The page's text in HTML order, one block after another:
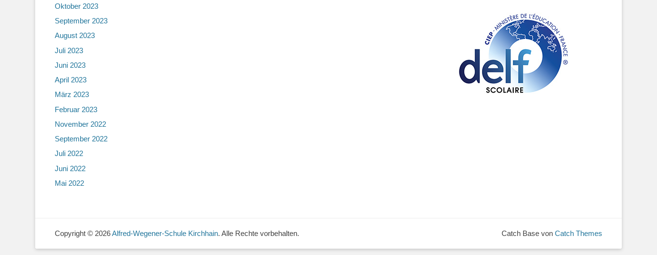
Oktober 2023
September 2023
August 2023
Juli 2023
Juni 2023
April 2023
März 2023
Februar 2023
November 2022
September 2022
Juli 2022
Juni 2022
Mai 2022
Copyright © 2026Alfred-Wegener-Schule Kirchhain. Alle Rechte vorbehalten. Catch Base von Catch Themes